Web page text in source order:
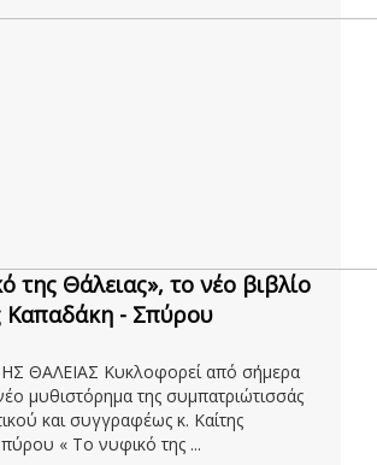
της Θάλειας», το νέο βιβλίο
Καπαδάκη - Σπύρου
ΘΑΛΕΙΑΣ Κυκλοφορεί από σήμερα
μυθιστόρημα της συμπατριώτισσάς
και συγγραφέως κ. Καίτης
« Το νυφικό της ...